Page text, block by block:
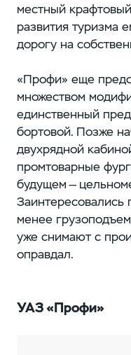
местный
развития туризма
дорогу на
«Профи» еще
множеством
единственный
бортовой. Позже
двухрядной
промтоварные
будущем —
Заинтересовались
менее
уже снимают с
оправдал.
УАЗ «Профи»